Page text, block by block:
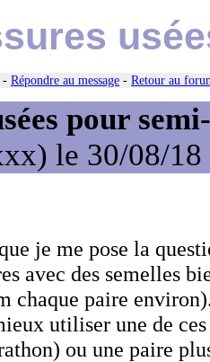
- Répondre au message - Retour au
pour
le 30/08/18
je me pose la
avec des semelles
chaque paire
utiliser une de
ou une paire